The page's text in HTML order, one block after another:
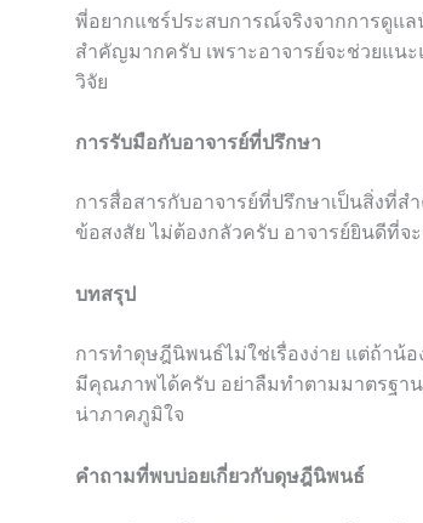
พี่อยากแชร์ประสบการณ์จริงจากการดูแ
สำคัญมากครับ เพราะอาจารย์จะช่วยแน
วิจัย
การรับมือกับอาจารย์ที่ปรึกษา
การสื่อสารกับอาจารย์ที่ปรึกษาเป็นสิ่งที่
ข้อสงสัย ไม่ต้องกลัวครับ อาจารย์ยินดีที่จ
บทสรุป
การทำดุษฎีนิพนธ์ไม่ใช่เรื่องง่าย แต่ถ้าน้
มีคุณภาพได้ครับ อย่าลืมทำตามมาตรฐา
น่าภาคภูมิใจ
คำถามที่พบบ่อยเกี่ยวกับดุษฎีนิพนธ์